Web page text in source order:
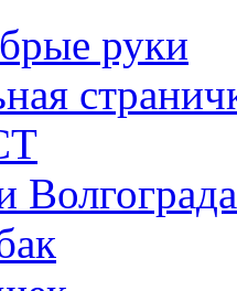
руки
Волгограда